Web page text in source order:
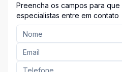
Preencha os campos para que
especialistas entre em contato